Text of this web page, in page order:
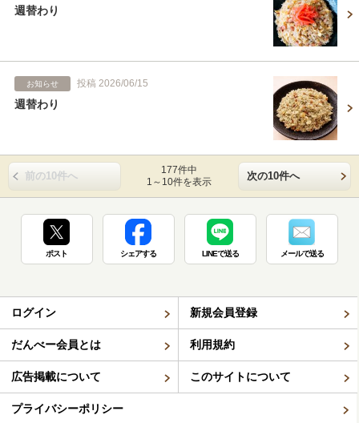
週替わり
お知らせ 投稿 2026/06/15
週替わり
前の10件へ
177件中
1～10件を表示
次の10件へ
ポスト シェアする LINEで送る メールで送る
ログイン 新規会員登録
だんべー会員とは 利用規約
広告掲載について このサイトについて
プライバシーポリシー